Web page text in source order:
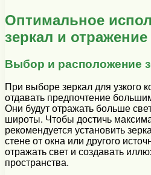
Оптимальное
зеркал и отражение
Выбор и расположение
При выборе зеркал для узкого
отдавать предпочтение
Они будут отражать больше
широты. Чтобы достичь
рекомендуется установить
стене от окна или другого
отражать свет и создавать
пространства.